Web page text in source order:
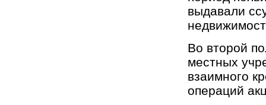
выдавали
Во второй
местных
взаимного
операций